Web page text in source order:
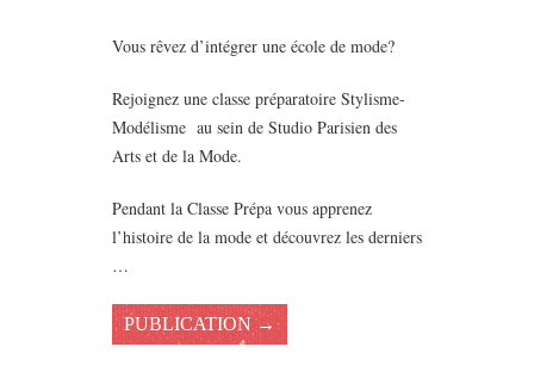
Vous rêvez d’intégrer une école de mode?
Rejoignez une classe préparatoire Stylisme-
Modélisme au sein de Studio Parisien des
Arts et de la Mode.
Pendant la Classe Prépa vous apprenez
l’histoire de la mode et découvrez les derniers
…
PUBLICATION →